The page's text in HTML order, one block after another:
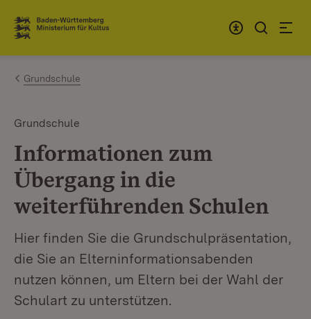
Zum Inhalt springen
Link zur Startseite
Grundschule
Grundschule
Informationen zum
Übergang in die
weiterführenden Schulen
Hier finden Sie die Grundschulpräsentation,
die Sie an Elterninformationsabenden
nutzen können, um Eltern bei der Wahl der
Schulart zu unterstützen.